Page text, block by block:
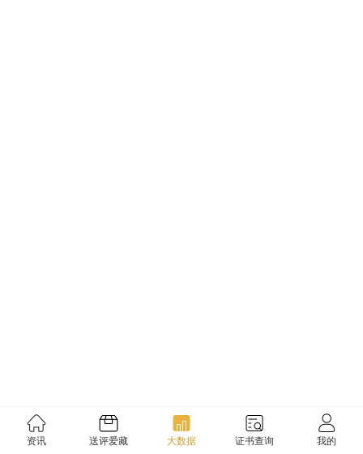
资讯 送评爱藏 大数据 证书查询 我的